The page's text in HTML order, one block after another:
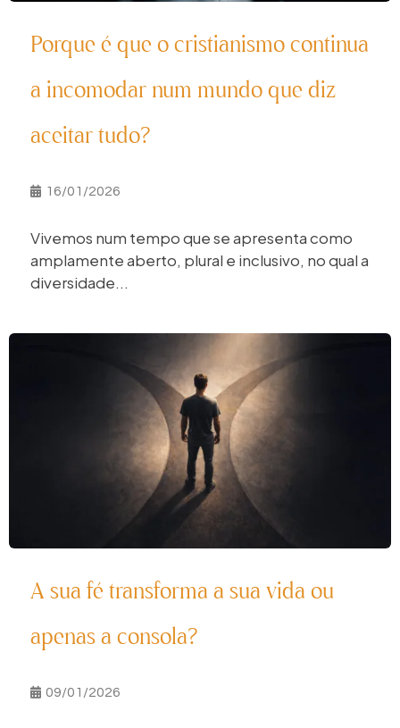
Porque é que o cristianismo continua
a incomodar num mundo que diz
aceitar tudo?
16/01/2026
Vivemos num tempo que se apresenta como
amplamente aberto, plural e inclusivo, no qual a
diversidade...
A sua fé transforma a sua vida ou
apenas a consola?
09/01/2026